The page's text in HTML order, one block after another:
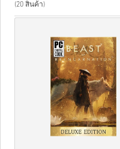
(20 สินค้า)